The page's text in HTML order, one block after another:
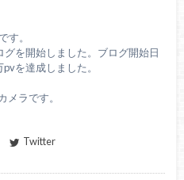
す。
グを開始しました。ブログ開始日
を達成しました。
メラです。
Twitter